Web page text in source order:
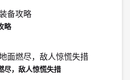
略
尽，敌人惊慌失措